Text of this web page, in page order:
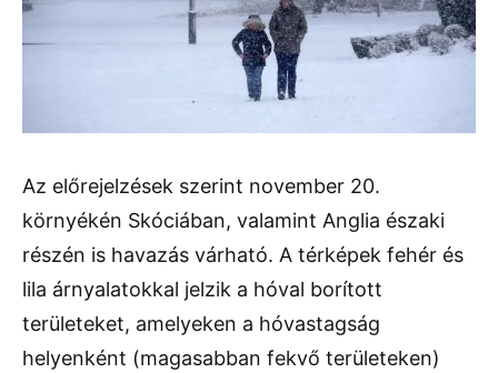
Az előrejelzések szerint november 20.
környékén Skóciában, valamint Anglia északi
részén is havazás várható. A térképek fehér és
lila árnyalatokkal jelzik a hóval borított
területeket, amelyeken a hóvastagság
helyenként (magasabban fekvő területeken)